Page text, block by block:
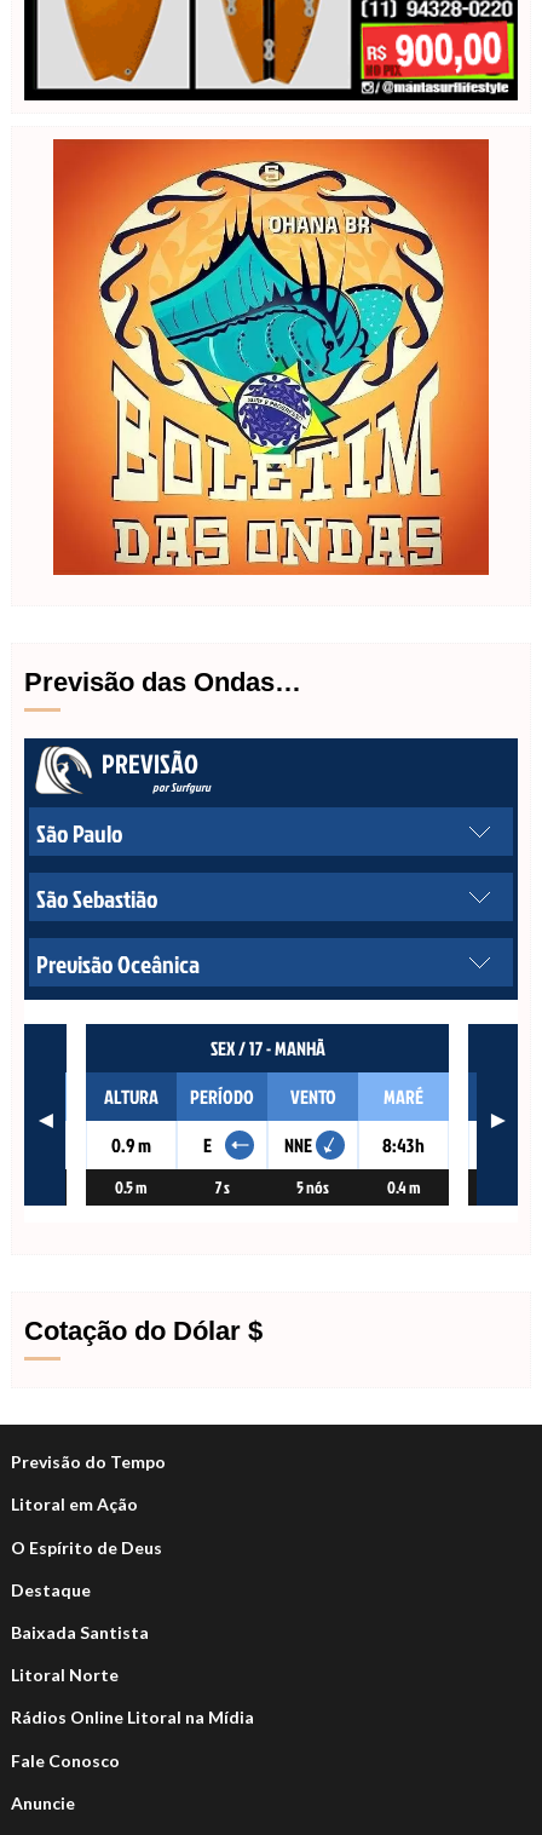
Previsão das Ondas…
Cotação do Dólar $
Previsão do Tempo
Litoral em Ação
O Espírito de Deus
Destaque
Baixada Santista
Litoral Norte
Rádios Online Litoral na Mídia
Fale Conosco
Anuncie